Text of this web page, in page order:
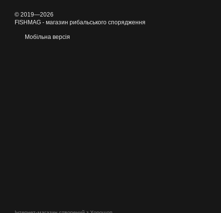
© 2019—2026
FISHMAG - магазин рибальського спорядження
Мобільна версія